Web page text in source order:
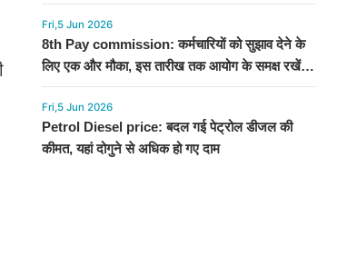
Fri,5 Jun 2026
8th Pay commission: कर्मचारियों को सुझाव देने के
लिए एक और मौका, इस तारीख तक आयोग के समक्ष रखें
अपनी बात
Fri,5 Jun 2026
Petrol Diesel price: बदल गई पेट्रोल डीजल की
कीमत, यहां दोगुने से अधिक हो गए दाम